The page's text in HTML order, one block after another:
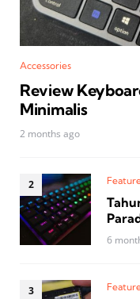
Accessories
Review
Minimalis
2 months ago
6